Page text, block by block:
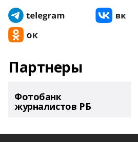
Партнеры
Фотобанк
журналистов РБ